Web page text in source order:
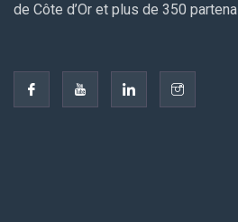
de Côte d’Or et plus de 350